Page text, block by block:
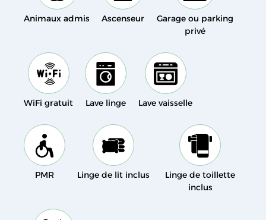
Animaux admis Ascenseur
Garage ou parking
privé
WiFi gratuit Lave linge Lave vaisselle
PMR Linge de lit inclus
Linge de toillette
inclus